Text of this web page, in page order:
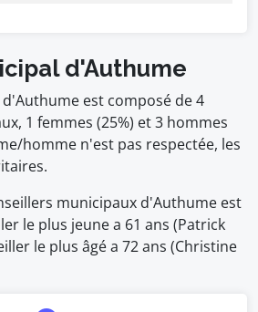
d'Authume
est composé de 4
1 femmes (25%) et 3 hommes
homme n'est pas respectée, les
municipaux d'Authume est
le plus jeune a 61 ans (Patrick
le plus âgé a 72 ans (Christine